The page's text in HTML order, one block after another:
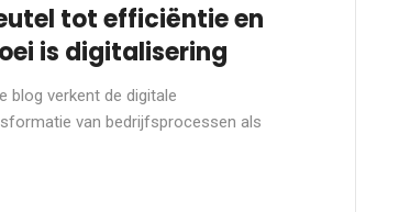
tot efficiëntie en
is digitalisering
blog verkent de digitale
van bedrijfsprocessen als